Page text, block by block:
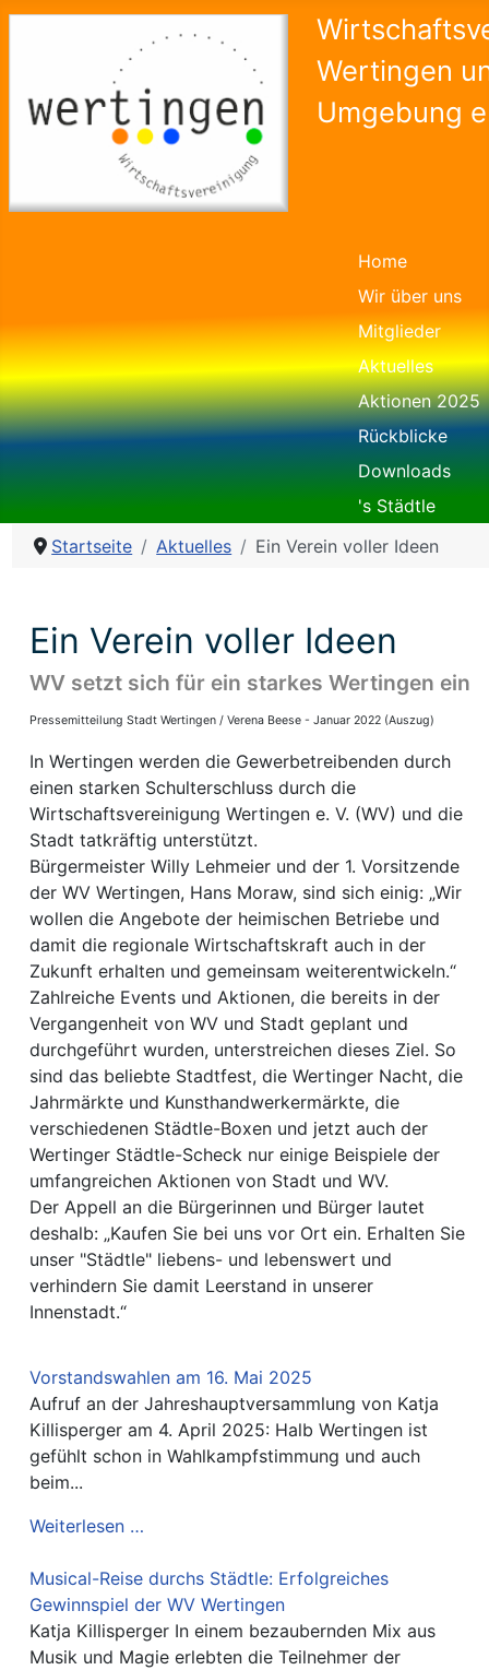
Wertingen
Umgebung
Home
Wir über uns
Mitglieder
Aktuelles
Aktionen 2025
Rückblicke
Downloads
's Städtle
Startseite
Aktuelles Ein Verein voller Ideen
Vorstandswahlen am 16. Mai 2025
Aufruf an der Jahreshauptversammlung von Katja
Killisperger am 4. April 2025: Halb Wertingen ist
gefühlt schon in Wahlkampfstimmung und auch
beim...
Weiterlesen …
Musical-Reise durchs Städtle: Erfolgreiches
Gewinnspiel der WV Wertingen
Katja Killisperger In einem bezaubernden Mix aus
Musik und Magie erlebten die Teilnehmer der
Ein Verein voller Ideen
WV setzt sich für ein starkes Wertingen ein
Pressemitteilung Stadt Wertingen / Verena Beese - Januar 2022 (Auszug)
In Wertingen werden die Gewerbetreibenden durch
einen starken Schulterschluss durch die
Wirtschaftsvereinigung Wertingen e. V. (WV) und die
Stadt tatkräftig unterstützt.
Bürgermeister Willy Lehmeier und der 1. Vorsitzende
der WV Wertingen, Hans Moraw, sind sich einig: „Wir
wollen die Angebote der heimischen Betriebe und
damit die regionale Wirtschaftskraft auch in der
Zukunft erhalten und gemeinsam weiterentwickeln.“
Zahlreiche Events und Aktionen, die bereits in der
Vergangenheit von WV und Stadt geplant und
durchgeführt wurden, unterstreichen dieses Ziel. So
sind das beliebte Stadtfest, die Wertinger Nacht, die
Jahrmärkte und Kunsthandwerkermärkte, die
verschiedenen Städtle-Boxen und jetzt auch der
Wertinger Städtle-Scheck nur einige Beispiele der
umfangreichen Aktionen von Stadt und WV.
Der Appell an die Bürgerinnen und Bürger lautet
deshalb: „Kaufen Sie bei uns vor Ort ein. Erhalten Sie
unser "Städtle" liebens- und lebenswert und
verhindern Sie damit Leerstand in unserer
Innenstadt.“